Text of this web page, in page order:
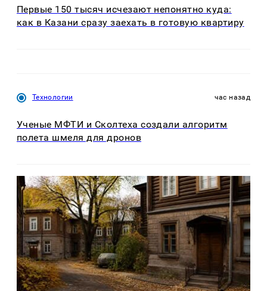
Первые 150 тысяч исчезают непонятно куда:
как в Казани сразу заехать в готовую квартиру
Технологии час назад
Ученые МФТИ и Сколтеха создали алгоритм
полета шмеля для дронов